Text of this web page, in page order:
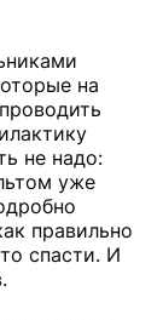
на
не надо:
уже
правильно
спасти. И